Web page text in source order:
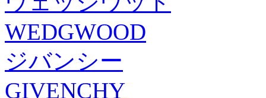
WEDGWOOD
ジバンシー
GIVENCHY